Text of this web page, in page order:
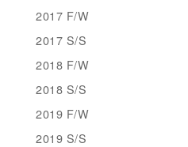
2017 F/W
2017 S/S
2018 F/W
2018 S/S
2019 F/W
2019 S/S